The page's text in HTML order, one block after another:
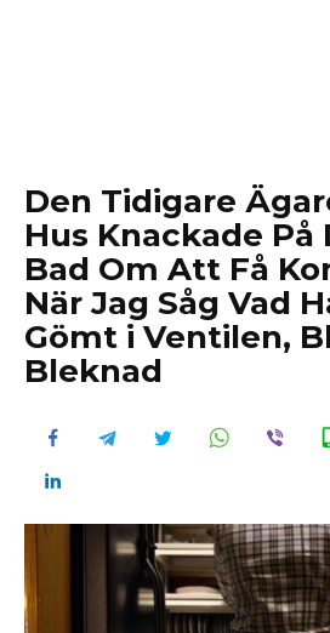
Den Tidigare
Hus Knackade På
Bad Om Att Få
När Jag Såg Vad
Gömt i Ventilen,
Bleknad